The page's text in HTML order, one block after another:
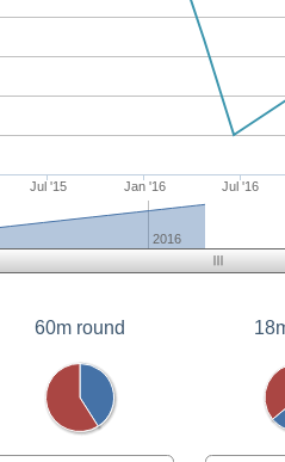
Jul '15 Jan '16 Jul '16
2016
60m round